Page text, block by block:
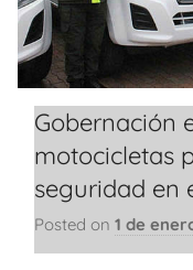
Gobernación
motocicletas
seguridad en
Posted on 1 de